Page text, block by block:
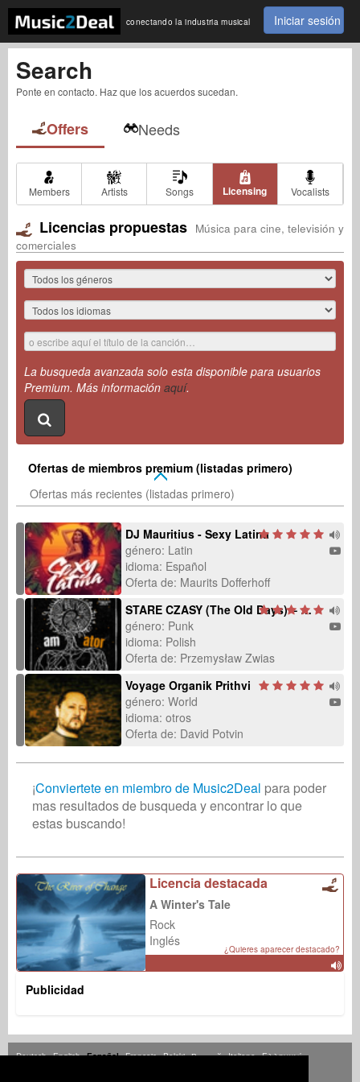
conectando la industria musical Iniciar sesión
Search
Ponte en contacto. Haz que los acuerdos sucedan.
Offers Needs
Members Artists Songs Licensing Vocalists
Licencias propuestas Música para cine, televisión y
comerciales
La busqueda avanzada solo esta disponible para usuarios
Premium. Más información aquí.
Ofertas de miembros premium (listadas primero)
Ofertas más recientes (listadas primero)
DJ Mauritius - Sexy Latina
género: Latin
idioma: Español
Oferta de: Maurits Dofferhoff
STARE CZASY (The Old Days) – Polish Punk Rock Song About Lost Unity
género: Punk
idioma: Polish
Oferta de: Przemysław Zwias
Voyage Organik Prithvi
género: World
idioma: otros
Oferta de: David Potvin
¡Conviertete en miembro de Music2Deal para poder
mas resultados de busqueda y encontrar lo que
estas buscando!
Licencia destacada
A Winter's Tale
Rock
Inglés
¿Quieres aparecer destacado?
Publicidad
Deutsch English Español Français Polski Русский Italiano Ελληνικά